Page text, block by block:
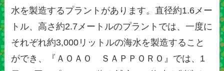
水を製造するプラントがあります。直径約1.6メー
トル、高さ約2.7メートルのプラントでは、一度に
それぞれ約3,000リットルの海水を製造すること
ができ、『ＡＯＡＯ ＳＡＰＰＯＲＯ』では、1